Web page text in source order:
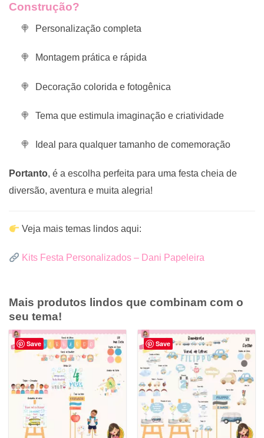
Construção?
Personalização completa
Montagem prática e rápida
Decoração colorida e fotogênica
Tema que estimula imaginação e criatividade
Ideal para qualquer tamanho de comemoração
Portanto, é a escolha perfeita para uma festa cheia de
diversão, aventura e muita alegria!
Veja mais temas lindos aqui:
Kits Festa Personalizados – Dani Papeleira
Mais produtos lindos que combinam com o
seu tema!
Save Save